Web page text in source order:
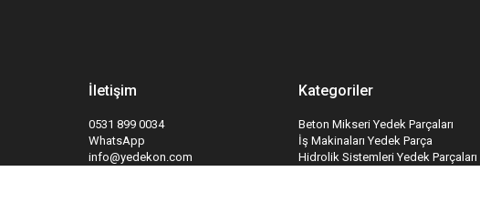
İletişim
0531 899 0034
WhatsApp
info@yedekon.com
Kategoriler
Beton Mikseri Yedek Parçaları
İş Makinaları Yedek Parça
Hidrolik Sistemleri Yedek Parçaları